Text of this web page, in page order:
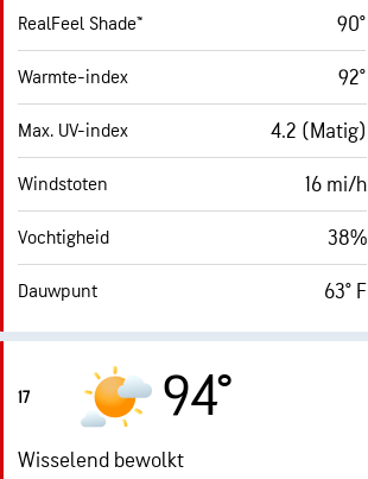
RealFeel Shade™ 90°
Warmte-index 92°
Max. UV-index 4.2 (Matig)
Windstoten 16 mi/h
Vochtigheid 38%
Dauwpunt 63° F
17 94°
Wisselend bewolkt